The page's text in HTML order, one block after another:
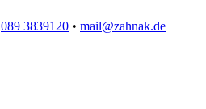
089 3839120 • mail@zahnak.de